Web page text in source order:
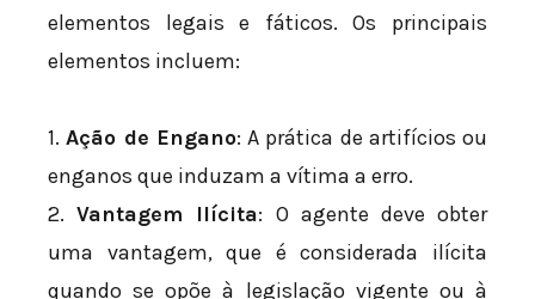
elementos legais e fáticos. Os principais
elementos incluem:
1.Ação de Engano: A prática de artifícios ou
enganos que induzam a vítima a erro.
2.Vantagem Ilícita: O agente deve obter
uma vantagem, que é considerada ilícita
quando se opõe à legislação vigente ou à